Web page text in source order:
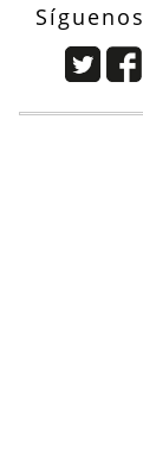
Síguenos